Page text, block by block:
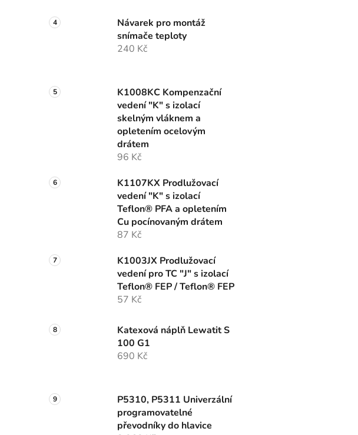
Návarek pro montáž
snímače teploty
240 Kč
K1008KC Kompenzační
vedení "K" s izolací
skelným vláknem a
opletením ocelovým
drátem
96 Kč
K1107KX Prodlužovací
vedení "K" s izolací
Teflon® PFA a opletením
Cu pocínovaným drátem
87 Kč
K1003JX Prodlužovací
vedení pro TC "J" s izolací
Teflon® FEP / Teflon® FEP
57 Kč
Katexová náplň Lewatit S
100 G1
690 Kč
P5310, P5311 Univerzální
programovatelné
převodníky do hlavice